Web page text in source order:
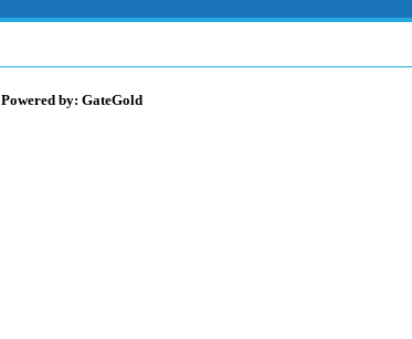
Powered by: GateGold